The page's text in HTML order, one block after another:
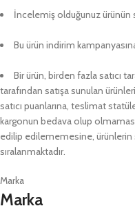
İncelemiş olduğunuz ürünün
Bu ürün indirim
Bir ürün, birden fazla satıcı
tarafından satışa sunulan
satıcı puanlarına, teslimat
kargonun bedava olup
edilip edilememesine,
sıralanmaktadır.
Marka
Marka